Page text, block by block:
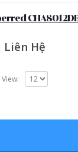
Liên Hệ
View: